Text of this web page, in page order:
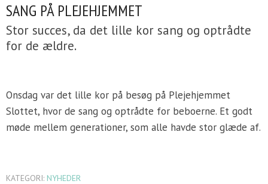
SANG PÅ PLEJEHJEMMET
Stor succes, da det lille kor sang og optrådte
for de ældre.
Onsdag var det lille kor på besøg på Plejehjemmet
Slottet, hvor de sang og optrådte for beboerne. Et godt
møde mellem generationer, som alle havde stor glæde af.
KATEGORI: NYHEDER